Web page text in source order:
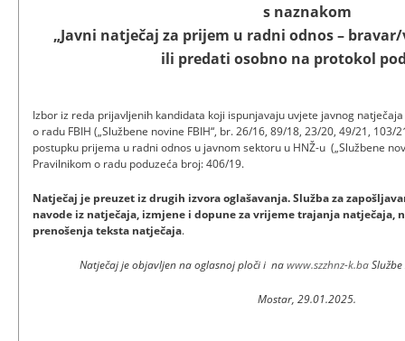
s naznakom
„Javni natječaj za prijem u radni odnos –
ili predati osobno na protokol
Izbor iz reda prijavljenih kandidata koji ispunjavaju uvjete javnog
o radu FBIH („Službene novine FBIH“, br. 26/16, 89/18, 23/20, 49/21,
postupku prijema u radni odnos u javnom sektoru u HNŽ-u („Službene
Pravilnikom o radu poduzeća broj: 406/19.
Natječaj je preuzet iz drugih izvora oglašavanja. Služba za
navode iz natječaja, izmjene i dopune za vrijeme trajanja natječaja,
prenošenja teksta natječaja.
Natječaj je objavljen na oglasnoj ploči i nawww.szzhnz-k.ba
Mostar, 29.01.2025.